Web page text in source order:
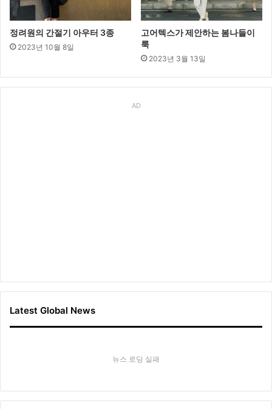
정려원의 간절기 아우터 3종
2023년 10월 8일
고어텍스가 제안하는 봄나들이
룩
2023년 3월 13일
AD
Latest Global News
뉴스 로딩 실패